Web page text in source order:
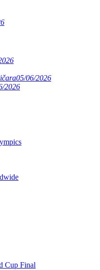
05/06/2026
2026
Cup Final